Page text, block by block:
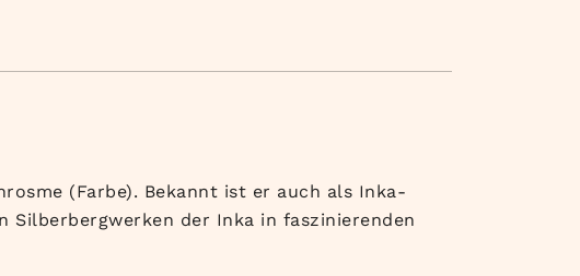
(Farbe). Bekannt ist er auch als Inka-
Silberbergwerken der Inka in faszinierenden